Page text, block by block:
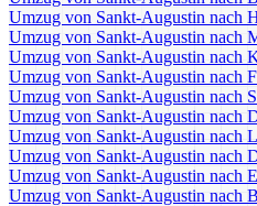
Umzug von Sankt-Augustin nach
Umzug von Sankt-Augustin nach
Umzug von Sankt-Augustin nach
Umzug von Sankt-Augustin nach
Umzug von Sankt-Augustin nach
Umzug von Sankt-Augustin nach
Umzug von Sankt-Augustin nach
Umzug von Sankt-Augustin nach
Umzug von Sankt-Augustin nach
Umzug von Sankt-Augustin nach